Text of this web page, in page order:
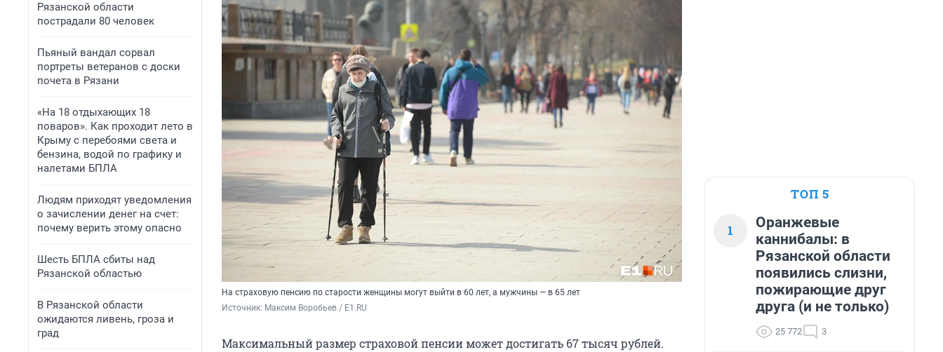
Рязанской области
пострадали 80 человек
Пьяный вандал сорвал
портреты ветеранов с доски
почета в Рязани
«На 18 отдыхающих 18
поваров». Как проходит лето в
Крыму с перебоями света и
бензина, водой по графику и
налетами БПЛА
Людям приходят уведомления
о зачислении денег на счет:
почему верить этому опасно
Шесть БПЛА сбиты над
Рязанской областью
В Рязанской области
ожидаются ливень, гроза и
град
На страховую пенсию по старости женщины могут выйти в 60 лет, а мужчины — в 65 лет
Источник: Максим Воробьев / E1.RU
Максимальный размер страховой пенсии может достигать 67 тысяч рублей.
ТОП 5
1
Оранжевые
каннибалы: в
Рязанской области
появились слизни,
пожирающие друг
друга (и не только)
25 772 3